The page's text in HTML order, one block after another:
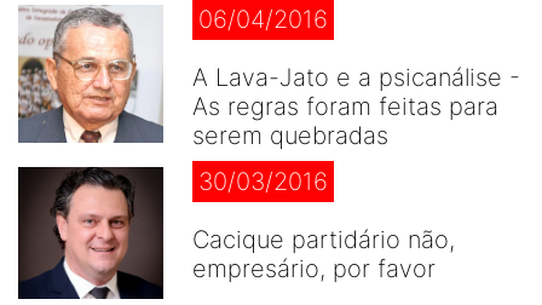
06/04/2016
A Lava-Jato e a psicanálise -
As regras foram feitas para
serem quebradas
30/03/2016
Cacique partidário não,
empresário, por favor